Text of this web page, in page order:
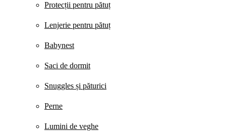
Protecții pentru pătuț
Lenjerie pentru pătuț
Babynest
Saci de dormit
Snuggles și păturici
Perne
Lumini de veghe